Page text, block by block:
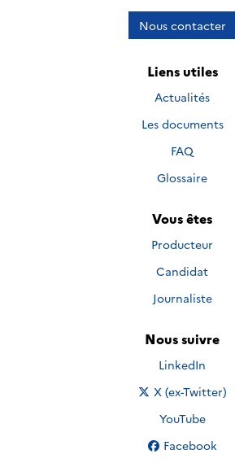
Nous contacter
Liens utiles
Actualités
Les documents
FAQ
Glossaire
Vous êtes
Producteur
Candidat
Journaliste
Nous suivre
Nous suivre sur
LinkedIn
Nous suivre sur
X (ex-Twitter)
Nous suivre sur
YouTube
Nous suivre sur
Facebook